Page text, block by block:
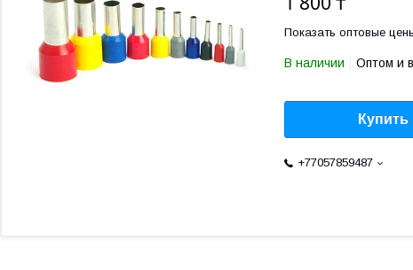
Показать оптовые
В наличии Оптом и
Купить
+77057859487